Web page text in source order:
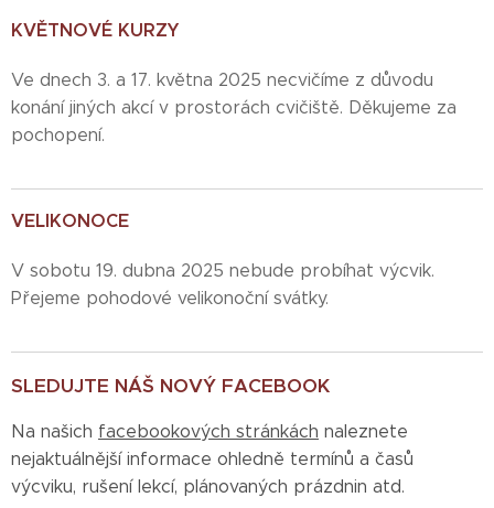
KVĚTNOVÉ KURZY
Ve dnech 3. a 17. května 2025 necvičíme z důvodu
konání jiných akcí v prostorách cvičiště. Děkujeme za
pochopení.
VELIKONOCE
V sobotu 19. dubna 2025 nebude probíhat výcvik.
Přejeme pohodové velikonoční svátky.
SLEDUJTE NÁŠ NOVÝ FACEBOOK
Na našich facebookových stránkách naleznete
nejaktuálnější informace ohledně termínů a časů
výcviku, rušení lekcí, plánovaných prázdnin atd.